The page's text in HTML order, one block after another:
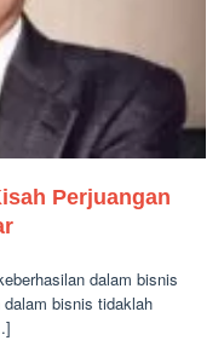
Perjuangan
dalam bisnis
bisnis tidaklah